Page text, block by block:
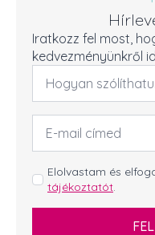
Iratkozz fel most,
kedvezményünkről
Név
Email
cím
GDPR
*
Elolvastam és
tájékoztatót.